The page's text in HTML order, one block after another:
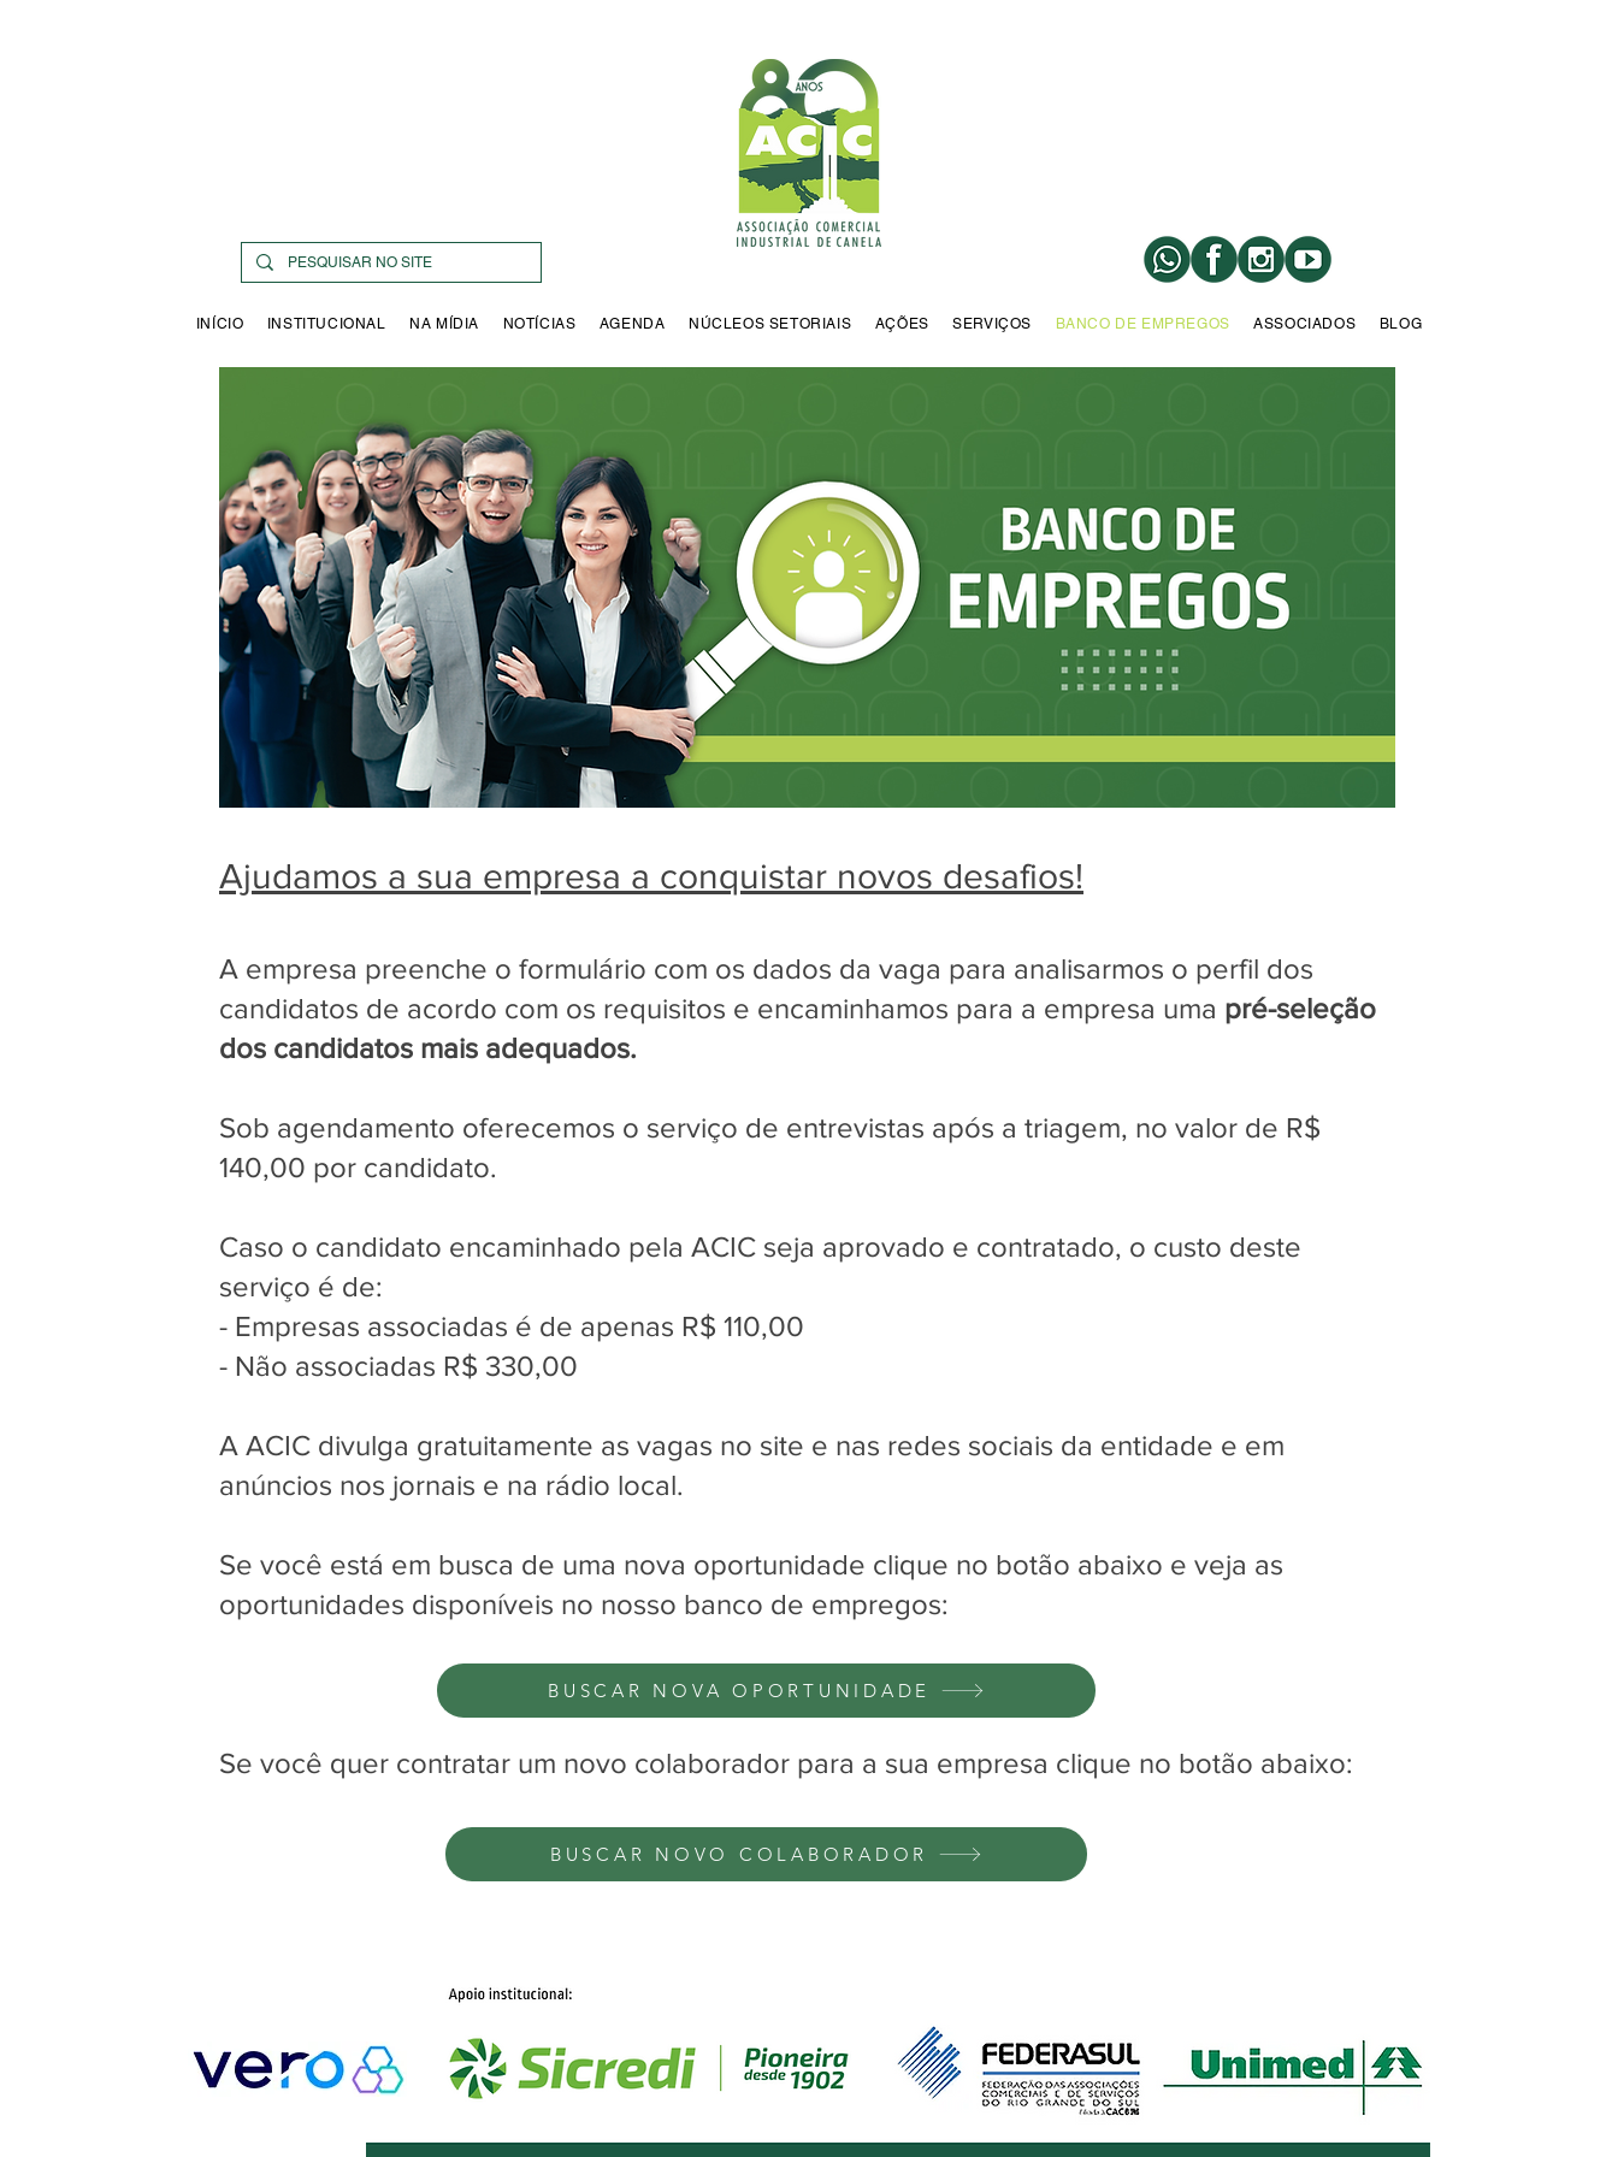
INÍCIO INSTITUCIONAL NA MÍDIA NOTÍCIAS AGENDA NÚCLEOS SETORIAIS AÇÕES SERVIÇOS BANCO DE EMPREGOS ASSOCIADOS BLOG
Ajudamos a sua empresa a conquistar novos desafios!
A empresa preenche o formulário com os dados da vaga para analisarmos o perfil dos
candidatos de acordo com os requisitos e encaminhamos para a empresa uma pré-seleção
dos candidatos mais adequados.
Sob agendamento oferecemos o serviço de entrevistas após a triagem, no valor de R$
140,00 por candidato.
Caso o candidato encaminhado pela ACIC seja aprovado e contratado, o custo deste
serviço é de:
- Empresas associadas é de apenas R$ 110,00
- Não associadas R$ 330,00
A ACIC divulga gratuitamente as vagas no site e nas redes sociais da entidade e em
anúncios nos jornais e na rádio local.
Se você está em busca de uma nova oportunidade clique no botão abaixo e veja as
oportunidades disponíveis no nosso banco de empregos:
Se você quer contratar um novo colaborador para a sua empresa clique no botão abaixo:
BUSCAR NOVO COLABORADOR
BUSCAR NOVA OPORTUNIDADE